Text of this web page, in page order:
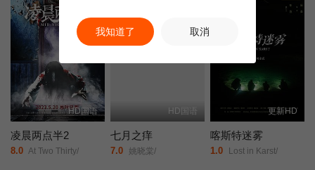
HD国语
凌晨两点半2
8.0 At Two Thirty/
HD国语
七月之痒
7.0 姚晓棠/
更新HD
喀斯特迷雾
1.0 Lost in Karst/
我知道了 取消